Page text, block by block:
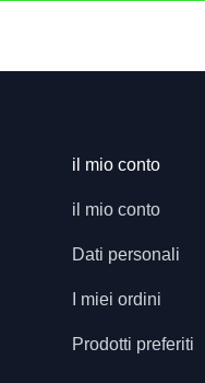
il mio conto
il mio conto
Dati personali
I miei ordini
Prodotti preferiti